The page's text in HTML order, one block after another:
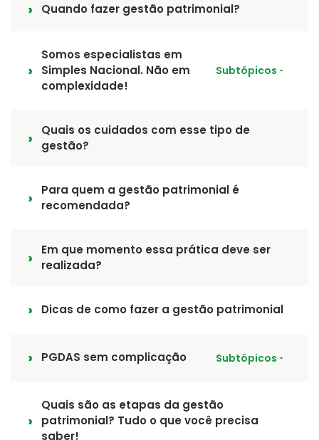
Quando fazer gestão patrimonial?
Somos especialistas em
Simples Nacional. Não em
complexidade!
Subtópicos
Quais os cuidados com esse tipo de
gestão?
Para quem a gestão patrimonial é
recomendada?
Em que momento essa prática deve ser
realizada?
Dicas de como fazer a gestão patrimonial
PGDAS sem complicação Subtópicos
Quais são as etapas da gestão
patrimonial? Tudo o que você precisa
saber!